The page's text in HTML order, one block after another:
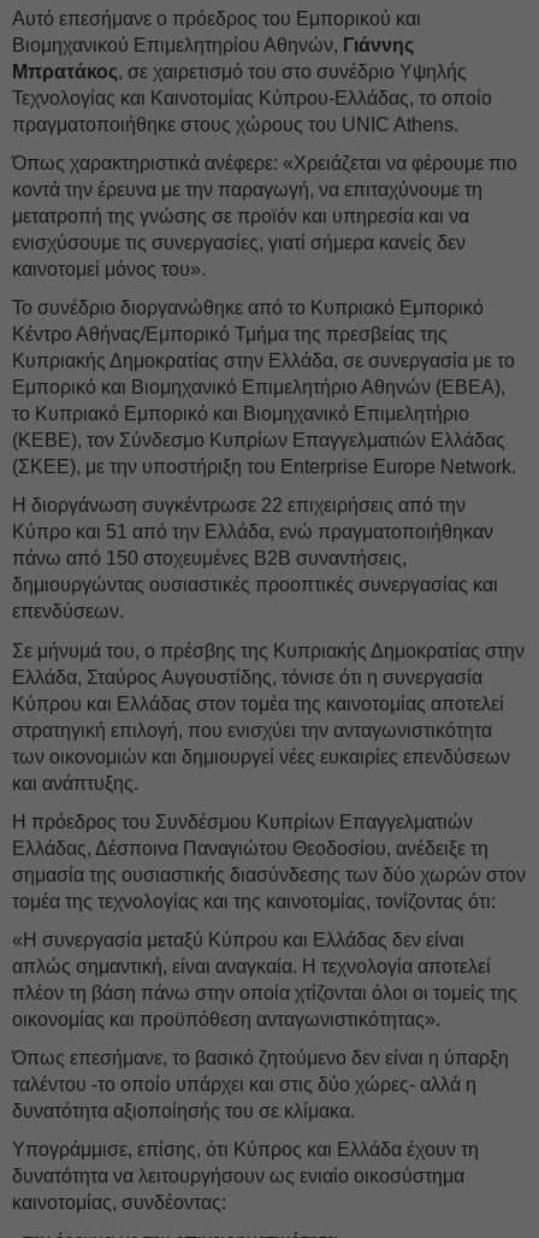
Αυτό επεσήμανε ο πρόεδρος του Εμπορικού και
Βιομηχανικού Επιμελητηρίου Αθηνών, Γιάννης
Μπρατάκος, σε χαιρετισμό του στο συνέδριο Υψηλής
Τεχνολογίας και Καινοτομίας Κύπρου-Ελλάδας, το οποίο
πραγματοποιήθηκε στους χώρους του UNIC Athens.
Όπως χαρακτηριστικά ανέφερε: «Χρειάζεται να φέρουμε πιο
κοντά την έρευνα με την παραγωγή, να επιταχύνουμε τη
μετατροπή της γνώσης σε προϊόν και υπηρεσία και να
ενισχύσουμε τις συνεργασίες, γιατί σήμερα κανείς δεν
καινοτομεί μόνος του».
Το συνέδριο διοργανώθηκε από το Κυπριακό Εμπορικό
Κέντρο Αθήνας/Εμπορικό Τμήμα της πρεσβείας της
Κυπριακής Δημοκρατίας στην Ελλάδα, σε συνεργασία με το
Εμπορικό και Βιομηχανικό Επιμελητήριο Αθηνών (ΕΒΕΑ),
το Κυπριακό Εμπορικό και Βιομηχανικό Επιμελητήριο
(ΚΕΒΕ), τον Σύνδεσμο Κυπρίων Επαγγελματιών Ελλάδας
(ΣΚΕΕ), με την υποστήριξη του Enterprise Europe Network.
Η διοργάνωση συγκέντρωσε 22 επιχειρήσεις από την
Κύπρο και 51 από την Ελλάδα, ενώ πραγματοποιήθηκαν
πάνω από 150 στοχευμένες B2B συναντήσεις,
δημιουργώντας ουσιαστικές προοπτικές συνεργασίας και
επενδύσεων.
Σε μήνυμά του, ο πρέσβης της Κυπριακής Δημοκρατίας στην
Ελλάδα, Σταύρος Αυγουστίδης, τόνισε ότι η συνεργασία
Κύπρου και Ελλάδας στον τομέα της καινοτομίας αποτελεί
στρατηγική επιλογή, που ενισχύει την ανταγωνιστικότητα
των οικονομιών και δημιουργεί νέες ευκαιρίες επενδύσεων
και ανάπτυξης.
Η πρόεδρος του Συνδέσμου Κυπρίων Επαγγελματιών
Ελλάδας, Δέσποινα Παναγιώτου Θεοδοσίου, ανέδειξε τη
σημασία της ουσιαστικής διασύνδεσης των δύο χωρών στον
τομέα της τεχνολογίας και της καινοτομίας, τονίζοντας ότι:
«Η συνεργασία μεταξύ Κύπρου και Ελλάδας δεν είναι
απλώς σημαντική, είναι αναγκαία. Η τεχνολογία αποτελεί
πλέον τη βάση πάνω στην οποία χτίζονται όλοι οι τομείς της
οικονομίας και προϋπόθεση ανταγωνιστικότητας».
Όπως επεσήμανε, το βασικό ζητούμενο δεν είναι η ύπαρξη
ταλέντου -το οποίο υπάρχει και στις δύο χώρες- αλλά η
δυνατότητα αξιοποίησής του σε κλίμακα.
Υπογράμμισε, επίσης, ότι Κύπρος και Ελλάδα έχουν τη
δυνατότητα να λειτουργήσουν ως ενιαίο οικοσύστημα
καινοτομίας, συνδέοντας: